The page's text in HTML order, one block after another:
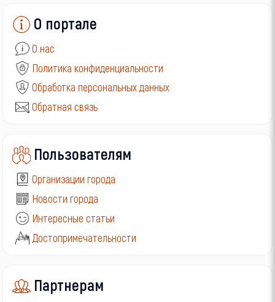
О портале
О нас
Политика конфиденциальности
Обработка персональных данных
Обратная связь
Пользователям
Организации города
Новости города
Интересные статьи
Достопримечательности
Партнерам